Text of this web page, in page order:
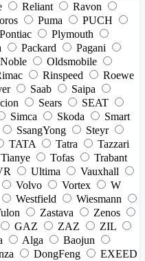
Reliant
Ravon
Puma
PUCH
Pontiac
Plymouth
Packard
Pagani
Noble
Oldsmobile
Rinspeed
Roewe
Saab
Saipa
Sears
SEAT
Simca Skoda
Smart
SsangYong
Steyr
TATA Tatra
Tazzari
Tianye Tofas
Trabant
Ultima
Vauxhall
Volvo Vortex
W
Westfield
Wiesmann
Zastava
Zenos
GAZ ZAZ
ZIL
Alga
Baojun
DongFeng
EXEED